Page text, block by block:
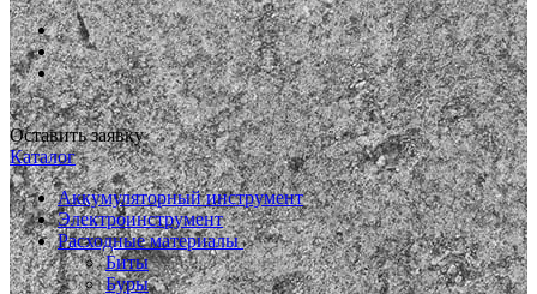
Оставить заявку
Каталог
Аккумуляторный инструмент
Электроинструмент
Расходные материалы
Биты
Буры